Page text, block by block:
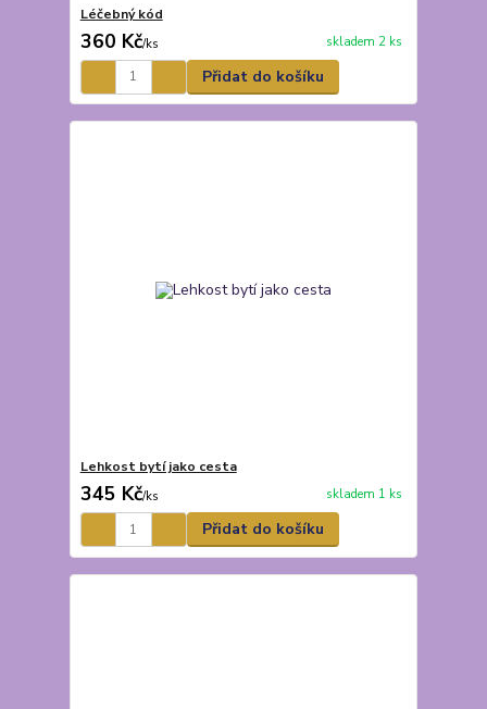
Léčebný kód
360 Kč/ks skladem 2 ks
Přidat do košíku
Lehkost bytí jako cesta
345 Kč/ks skladem 1 ks
Přidat do košíku